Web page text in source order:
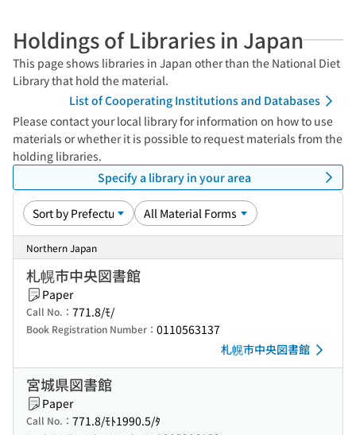
Holdings of Libraries in Japan
This page shows libraries in Japan other than the National Diet
Library that hold the material.
List of Cooperating Institutions and Databases
Please contact your local library for information on how to use
materials or whether it is possible to request materials from the
holding libraries.
Specify a library in your area
Northern Japan
札幌市中央図書館
Paper
Call No.： 771.8/ﾓ/
Book Registration Number： 0110563137
札幌市中央図書館
宮城県図書館
Paper
Call No.： 771.8/ﾓﾄ1990.5/ﾀ